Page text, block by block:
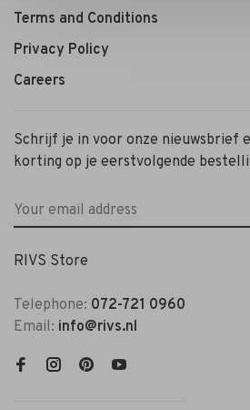
Terms and Conditions
Privacy Policy
Careers
Schrijf je in voor onze nieuwsbrief
korting op je eerstvolgende
RIVS Store
Telephone: 072-721 0960
Email: info@rivs.nl